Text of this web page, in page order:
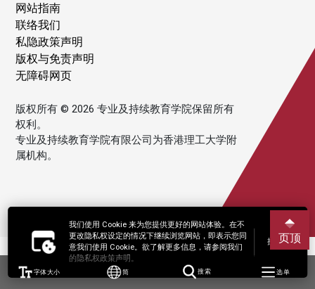
我们使用 Cookie 来为您提供更好的网站体验。在不
更改隐私权设定的情况下继续浏览网站，即表示您同
意我们使用 Cookie。欲了解更多信息，请参阅我们
的隐私权政策声明。
接受
字体大小 简 搜索 选单
网站指南
联络我们
私隐政策声明
版权与免责声明
无障碍网页
版权所有 © 2026 专业及持续教育学院保留所有
权利。
专业及持续教育学院有限公司为香港理工大学附
属机构。
页顶